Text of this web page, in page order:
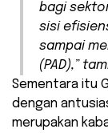
bagi
sisi
sampai
(PAD),”
Sementara itu
dengan
merupakan